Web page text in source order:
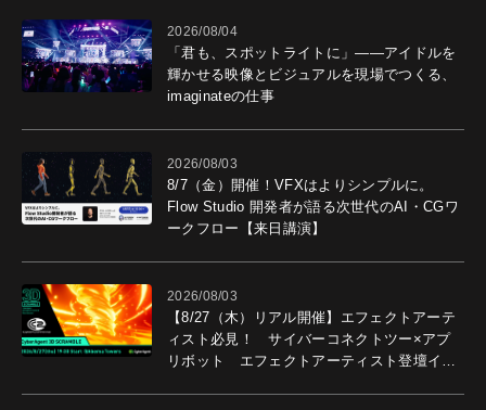
2026/08/04
「君も、スポットライトに」――アイドルを
輝かせる映像とビジュアルを現場でつくる、
imaginateの仕事
2026/08/03
8/7（金）開催！VFXはよりシンプルに。
Flow Studio 開発者が語る次世代のAI・CGワ
ークフロー【来日講演】
2026/08/03
【8/27（木）リアル開催】エフェクトアーテ
ィスト必見！ サイバーコネクトツー×アプ
リボット エフェクトアーティスト登壇イベ